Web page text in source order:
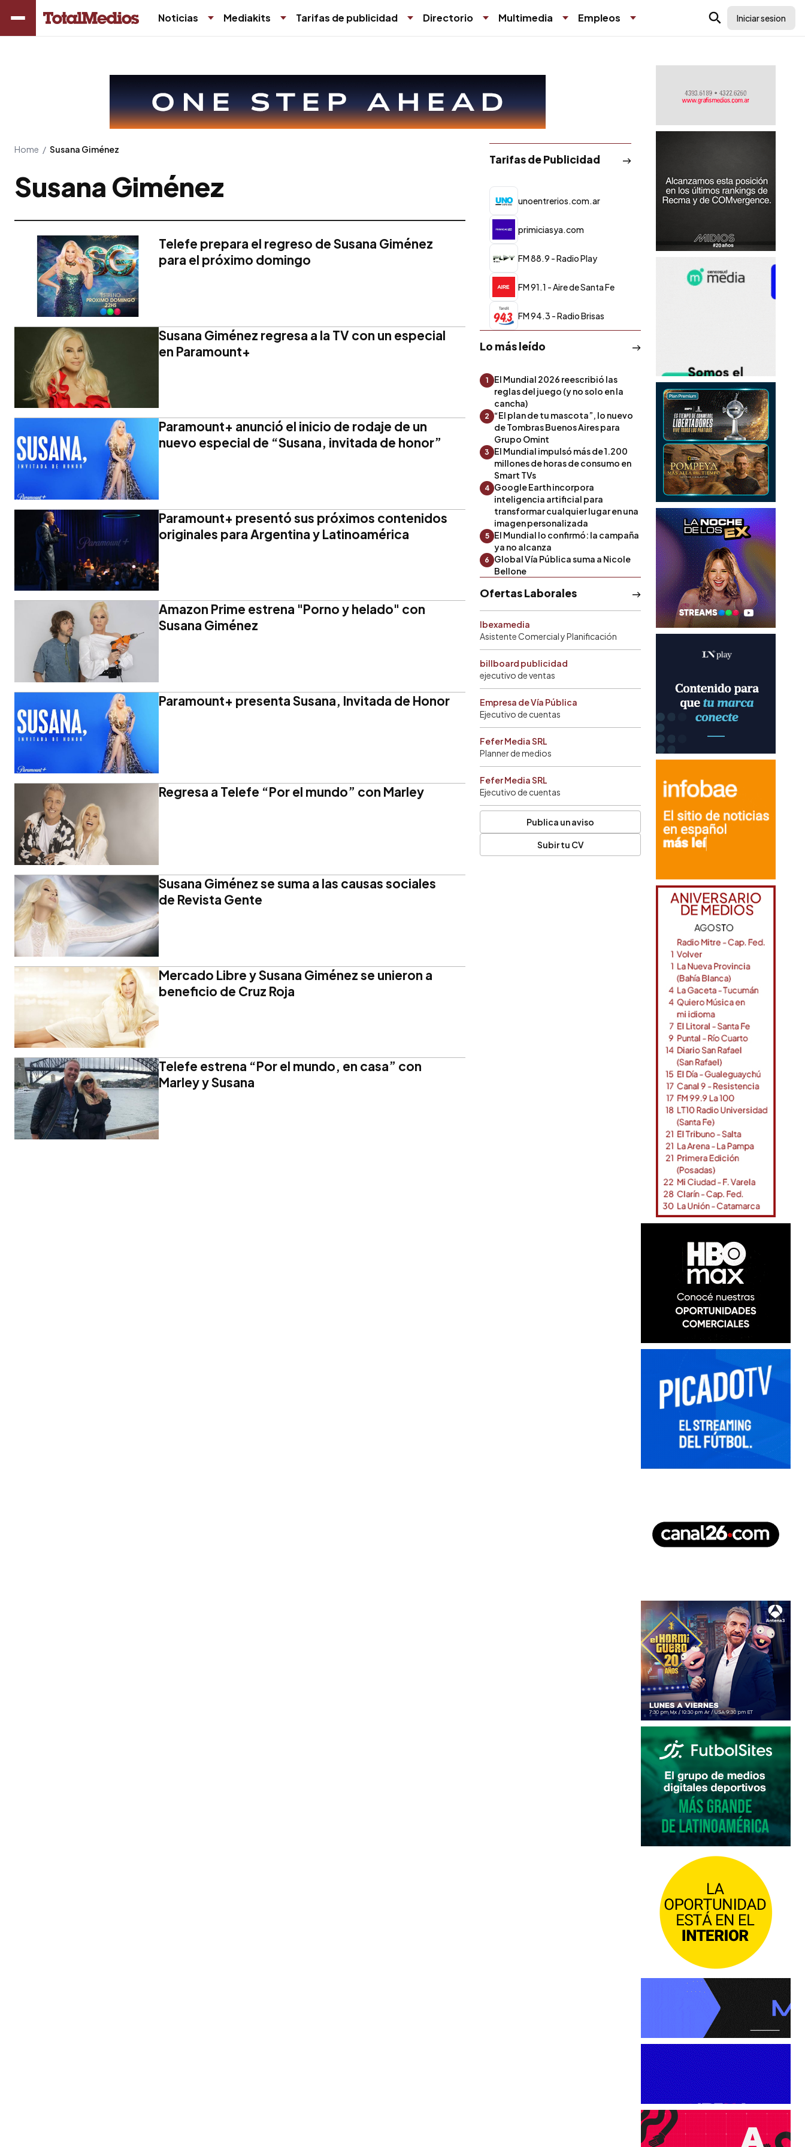
Noticias Mediakits Tarifas de publicidad Directorio Multimedia Empleos Iniciar sesion
Home / Susana Giménez
Susana Giménez
Telefe prepara el regreso de Susana Giménez
para el próximo domingo
Susana Giménez regresa a la TV con un especial
en Paramount+
Paramount+ anunció el inicio de rodaje de un
nuevo especial de “Susana, invitada de honor”
Paramount+ presentó sus próximos contenidos
originales para Argentina y Latinoamérica
Amazon Prime estrena "Porno y helado" con
Susana Giménez
Paramount+ presenta Susana, Invitada de Honor
Regresa a Telefe “Por el mundo” con Marley
Susana Giménez se suma a las causas sociales
de Revista Gente
Mercado Libre y Susana Giménez se unieron a
beneficio de Cruz Roja
Telefe estrena “Por el mundo, en casa” con
Marley y Susana
Tarifas de Publicidad
unoentrerios.com.ar
primiciasya.com
FM 88.9 - Radio Play
FM 91.1 - Aire de Santa Fe
FM 94.3 - Radio Brisas
Lo más leído
1
El Mundial 2026 reescribió las
reglas del juego (y no solo en la
cancha)
2
“El plan de tu mascota”, lo nuevo
de Tombras Buenos Aires para
Grupo Omint
3
El Mundial impulsó más de 1.200
millones de horas de consumo en
Smart TVs
4 Google Earth incorpora
inteligencia artificial para
transformar cualquier lugar en una
imagen personalizada
5
El Mundial lo confirmó: la campaña
ya no alcanza
6
Global Vía Pública suma a Nicole
Bellone
Ofertas Laborales
Ibexamedia
Asistente Comercial y Planificación
billboard publicidad
ejecutivo de ventas
Empresa de Vía Pública
Ejecutivo de cuentas
Fefer Media SRL
Planner de medios
Fefer Media SRL
Ejecutivo de cuentas
Publica un aviso
Subir tu CV